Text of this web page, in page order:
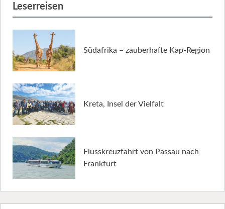
Leserreisen
Südafrika – zauberhafte Kap-Region
Kreta, Insel der Vielfalt
Flusskreuzfahrt von Passau nach
Frankfurt